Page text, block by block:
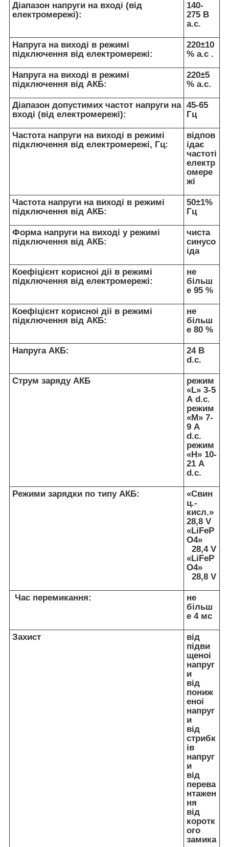
Діапазон напруги на вході (від
електромережі):
140-
275 В
а.с.
Напруга на виході в режимі
підключення від електромережі:
220±10
% а.с .
Напруга на виході в режимі
підключення від АКБ:
220±5
% а.с.
Діапазон допустимих частот напруги на
вході (від електромережі):
45-65
Гц
Частота напруги на виході в режимі
підключення від електромережі, Гц:
відпов
ідає
частоті
електр
омере
жі
Частота напруги на виході в режимі
підключення від АКБ:
50±1%
Гц
Форма напруги на виході у режимі
підключення від АКБ:
чиста
синусо
іда
Коефіцієнт корисноі діі в режимі
підключення від електромережі:
не
більш
е 95 %
Коефіцієнт корисноі діі в режимі
підключення від АКБ:
не
більш
е 80 %
Напруга АКБ:
24 В
d.с.
Струм заряду АКБ
режим
«L» 3-5
А d.c.
режим
«M» 7-
9 А
d.c.
режим
«H» 10-
21 А
d.c.
Режими зарядки по типу АКБ:
«Свин
ц.-
кисл.»
28,8 V
«LiFeP
O4»
28,4 V
«LiFeP
O4»
28,8 V
Час перемикання:
не
більш
е 4 мс
Захист
від
підви
щеноі
напруг
и
від
пониж
еноі
напруг
и
від
стрибк
ів
напруг
и
від
перева
нтажен
ня
від
коротк
ого
замика